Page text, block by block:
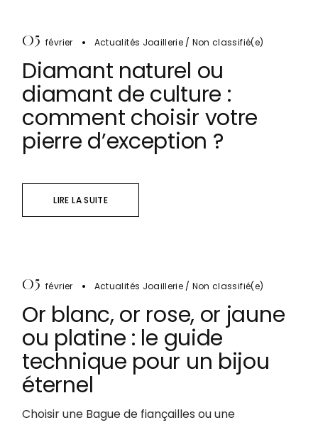
05 février Actualités Joaillerie Non classifié(e)
Diamant naturel ou
diamant de culture :
comment choisir votre
pierre d’exception ?
LIRE LA SUITE
05 février Actualités Joaillerie Non classifié(e)
Or blanc, or rose, or jaune
ou platine : le guide
technique pour un bijou
éternel
Choisir une Bague de fiançailles ou une